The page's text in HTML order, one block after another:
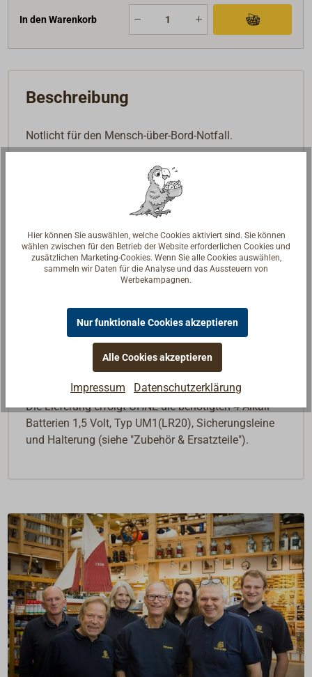
In den Warenkorb
Beschreibung
Notlicht für den Mensch-über-Bord-Notfall.
Das Rettungsbojenlicht wird mit dem Rettungsring
verbunden und so mit diesem gemeinsam der
Person im Wasser hinterhergeworfen. Im Wasser
richtet sich die Lampe selbstständig auf. Ein
Kugelkippschalter aktiviert dabei automatisch das
Licht.
Das Gehäuse ist aus orangerotem Kunststoff. Die
/ 0,75 Ampére) erzeugt für mindestens zwei Stunden
ein Dauerlicht mit einer Lichtstärke von 2 Candela.
Die Lampe hat eine MED-Zulassung. Die sichere
Abwurfhöhe beträgt 30 Meter.
Die Lieferung erfolgt OHNE die benötigten 4 Alkali-
Batterien 1,5 Volt, Typ UM1(LR20), Sicherungsleine
und Halterung (siehe "Zubehör & Ersatzteile").
Hier können Sie auswählen, welche Cookies aktiviert sind. Sie können
wählen zwischen für den Betrieb der Website erforderlichen Cookies und
zusätzlichen Marketing-Cookies. Wenn Sie alle Cookies auswählen,
sammeln wir Daten für die Analyse und das Aussteuern von
Werbekampagnen.
Nur funktionale Cookies akzeptieren
Alle Cookies akzeptieren
Impressum Datenschutzerklärung